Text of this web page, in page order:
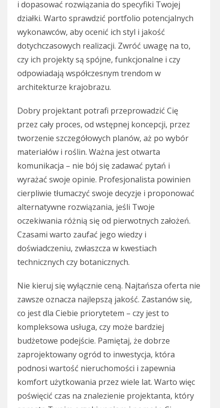
i dopasować rozwiązania do specyfiki Twojej
działki. Warto sprawdzić portfolio potencjalnych
wykonawców, aby ocenić ich styl i jakość
dotychczasowych realizacji. Zwróć uwagę na to,
czy ich projekty są spójne, funkcjonalne i czy
odpowiadają współczesnym trendom w
architekturze krajobrazu.
Dobry projektant potrafi przeprowadzić Cię
przez cały proces, od wstępnej koncepcji, przez
tworzenie szczegółowych planów, aż po wybór
materiałów i roślin. Ważna jest otwarta
komunikacja – nie bój się zadawać pytań i
wyrażać swoje opinie. Profesjonalista powinien
cierpliwie tłumaczyć swoje decyzje i proponować
alternatywne rozwiązania, jeśli Twoje
oczekiwania różnią się od pierwotnych założeń.
Czasami warto zaufać jego wiedzy i
doświadczeniu, zwłaszcza w kwestiach
technicznych czy botanicznych.
Nie kieruj się wyłącznie ceną. Najtańsza oferta nie
zawsze oznacza najlepszą jakość. Zastanów się,
co jest dla Ciebie priorytetem – czy jest to
kompleksowa usługa, czy może bardziej
budżetowe podejście. Pamiętaj, że dobrze
zaprojektowany ogród to inwestycja, która
podnosi wartość nieruchomości i zapewnia
komfort użytkowania przez wiele lat. Warto więc
poświęcić czas na znalezienie projektanta, który